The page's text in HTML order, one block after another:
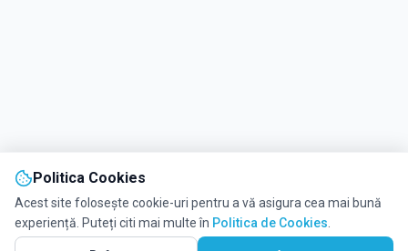
Politica Cookies
Acest site folosește cookie-uri pentru a vă asigura cea mai bună
experiență. Puteți citi mai multe în Politica de Cookies